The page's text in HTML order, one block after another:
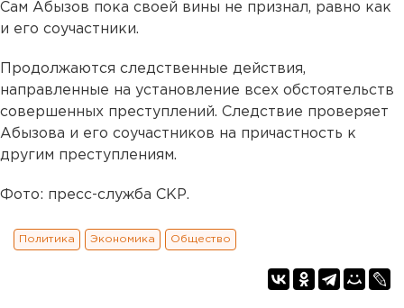
Сам Абызов пока своей вины не признал, равно как
и его соучастники.
Продолжаются следственные действия,
направленные на установление всех обстоятельств
совершенных преступлений. Следствие проверяет
Абызова и его соучастников на причастность к
другим преступлениям.
Фото: пресс-служба СКР.
Политика Экономика Общество